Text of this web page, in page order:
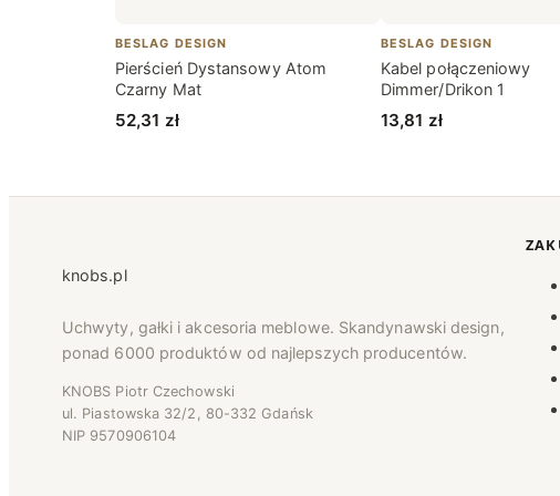
BESLAG DESIGN
Pierścień Dystansowy Atom
Czarny Mat
52,31 zł
BESLAG DESIGN
Kabel połączeniowy
Dimmer/Drikon 1
13,81 zł
knobs.pl
Uchwyty, gałki i akcesoria meblowe. Skandynawski design,
ponad 6000 produktów od najlepszych producentów.
KNOBS Piotr Czechowski
ul. Piastowska 32/2, 80-332 Gdańsk
NIP 9570906104